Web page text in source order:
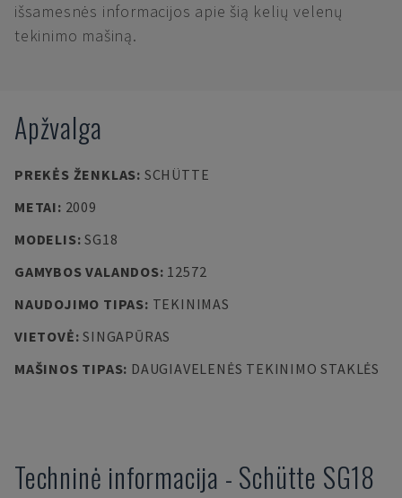
išsamesnės informacijos apie šią kelių velenų
tekinimo mašiną.
Apžvalga
PREKĖS ŽENKLAS: SCHÜTTE
METAI: 2009
MODELIS:SG18
GAMYBOS VALANDOS: 12572
NAUDOJIMO TIPAS: TEKINIMAS
VIETOVĖ:SINGAPŪRAS
MAŠINOS TIPAS: DAUGIAVELENĖS TEKINIMO STAKLĖS
Techninė informacija - Schütte SG18